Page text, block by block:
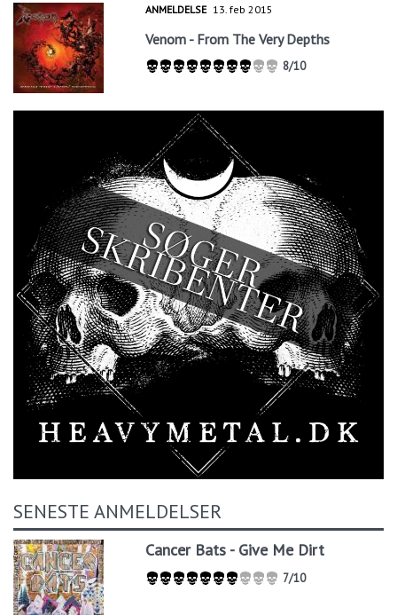
ANMELDELSE 13. feb 2015
Venom - From The Very Depths
8/10
SENESTE ANMELDELSER
Cancer Bats - Give Me Dirt
7/10